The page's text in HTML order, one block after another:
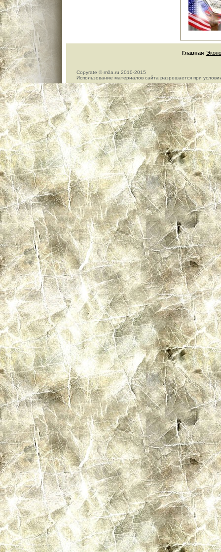
Главная
Copyrate © m0a.ru 2010-2015
Использование материалов сайта разрешается при